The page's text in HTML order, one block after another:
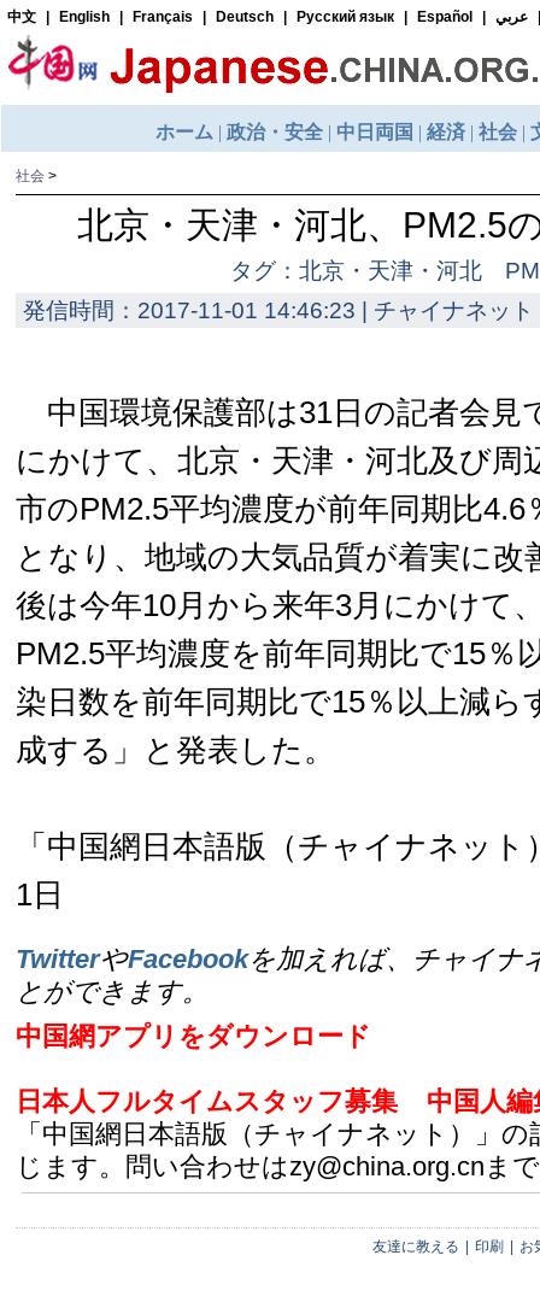
社会 >
北京・天津・河北、PM2.5
タグ：北京・天津・河北
発信時間：2017-11-01 14:46:23 | チャイナネッ
中国環境保護部は31日の記者会見
にかけて、北京・天津・河北及び周
市のPM2.5平均濃度が前年同期比4.6
となり、地域の大気品質が着実に改
後は今年10月から来年3月にかけて
PM2.5平均濃度を前年同期比で15％
染日数を前年同期比で15％以上減ら
成する」と発表した。
「中国網日本語版（チャイナネッ
1日
TwitterやFacebookを加えれば、チャイナ
とができます。
中国網アプリをダウンロード
日本人フルタイムスタッフ募集
中国人
「中国網日本語版（チャイナネット）」
じます。問い合わせはzy@china.org.cnまで
友達に教える 印刷 お